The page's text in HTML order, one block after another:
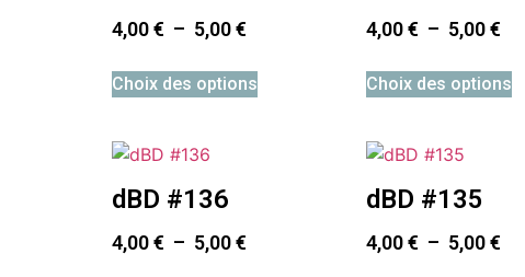
4,00€ – 5,00€
Choix des options
4,00€ – 5,00€
Choix des options
dBD #136
4,00€ – 5,00€
dBD #135
4,00€ – 5,00€